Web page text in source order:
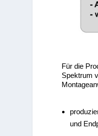
Für die
Spektrum
und